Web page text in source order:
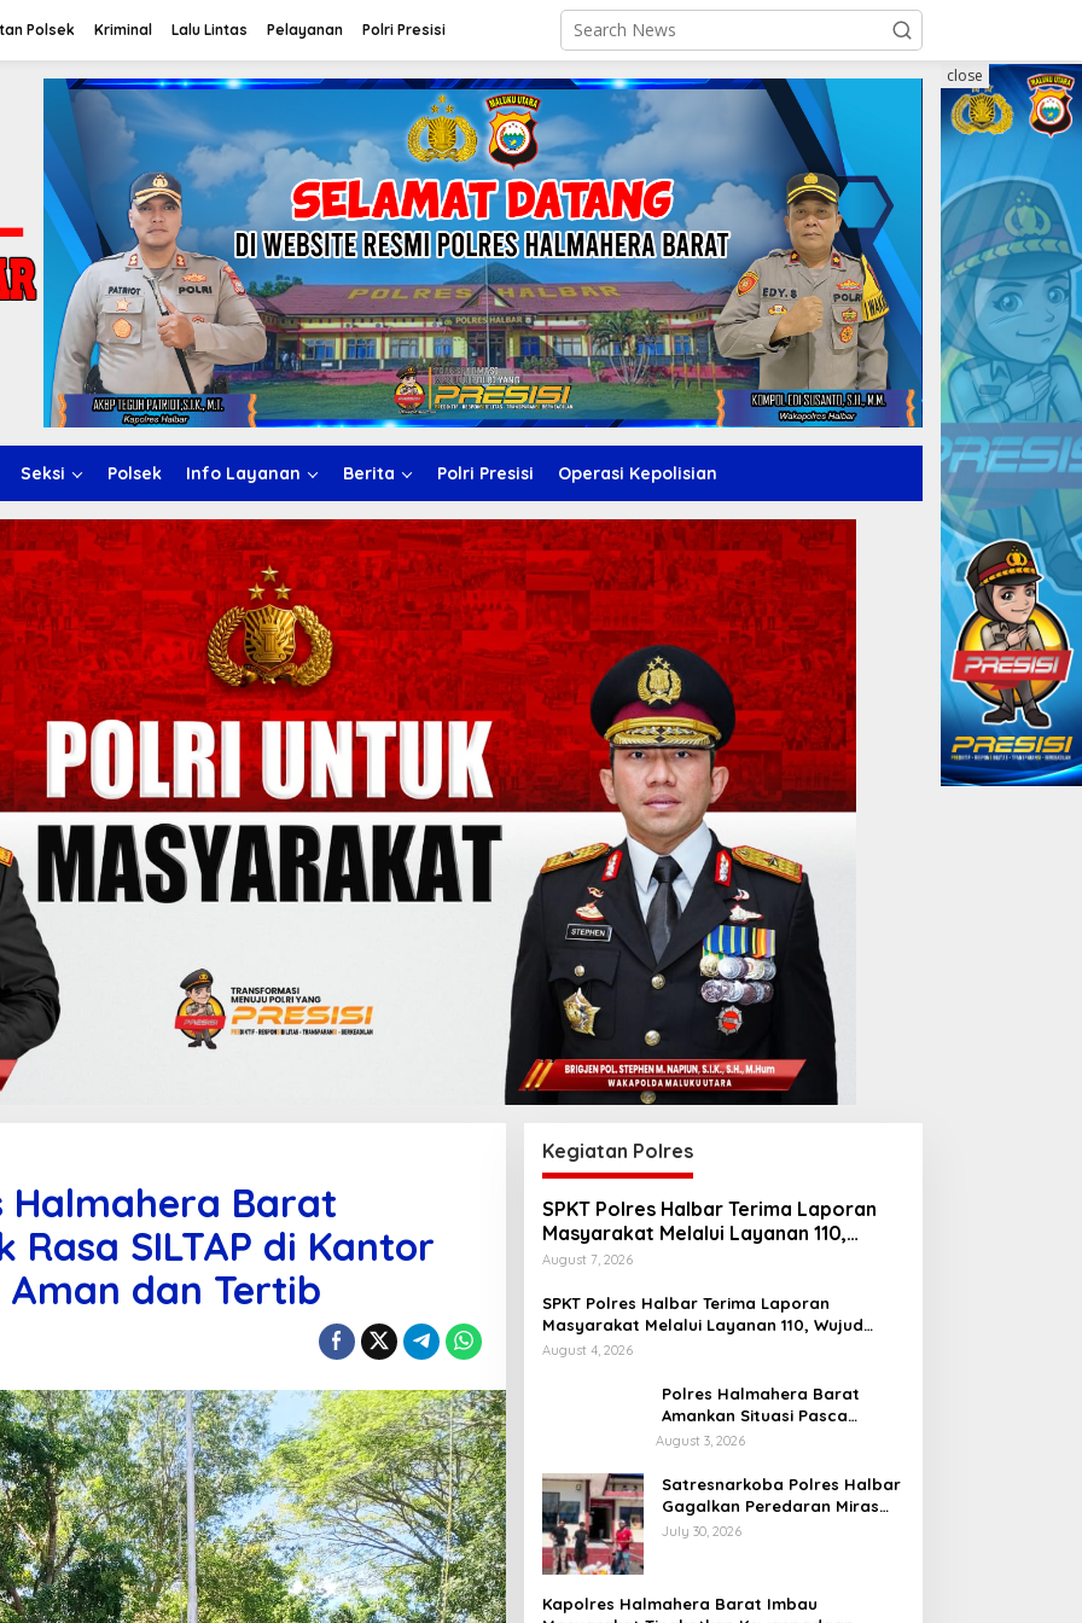
Polsek Kriminal Lalu Lintas Pelayanan Polri Presisi
Seksi Polsek Info Layanan Berita Polri Presisi Operasi Kepolisian
close
Halmahera Barat
Rasa SILTAP di Kantor
dan Tertib
Kegiatan Polres
SPKT Polres Halbar Terima Laporan
Masyarakat Melalui Layanan 110,
Wujud Pelayanan Cepat dan Responsif
August 7, 2026
SPKT Polres Halbar Terima Laporan
Masyarakat Melalui Layanan 110, Wujud
Pelayanan Presisi 24 Jam
August 4, 2026
Polres Halmahera Barat
Amankan Situasi Pasca
Tarkam Di Tiga Desa, Mediasi
August 3, 2026
Satresnarkoba Polres Halbar
Gagalkan Peredaran Miras
Cap Tikus, Sita Ratusan
July 30, 2026
Kapolres Halmahera Barat Imbau